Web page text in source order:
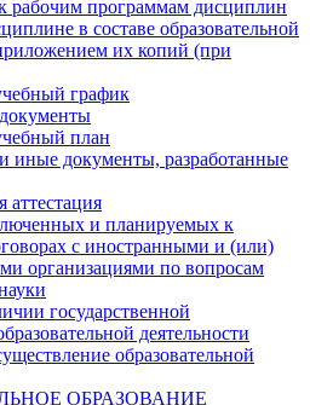
рабочим программам дисциплин
в составе образовательной
их копий (при
график
план
иные документы, разработанные
и планируемых к
с иностранными и (или)
организациями по вопросам
государственной
деятельности
образовательной
ОБРАЗОВАНИЕ